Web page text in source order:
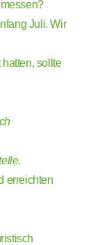
Juli. Wir
sollte
erreichten